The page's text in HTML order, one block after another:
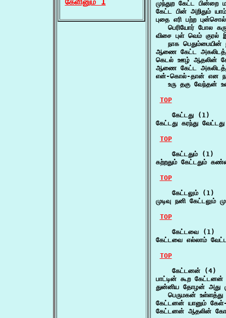
முந்துற கேட்ட
கேட்ட பின் அறிதும்
புதை எரி பற்ற
பெரியோர் போல
விசை புள் வெம் குரல்
நாக பெதும்பையின்
ஆணை கேட்ட
கெடல் ஊழ் ஆதலின்
ஆணை கேட்ட
என்-கொல்-தான் என
உரு தகு வேந்தன்
TOP
    கேட்டது (1)
கேட்டது கரந்து
TOP
    கேட்டதும் (1)
கற்றதும் கேட்டதும்
TOP
    கேட்டலும் (1)
முடிவு நனி
TOP
    கேட்டவை (1)
கேட்டவை எல்லாம்
TOP
    கேட்டனன் (4)
பாட்டின் கூற
துன்னிய தோழன் அது
பெருமகன்
கேட்டனன் யானும்
கேட்டனன் ஆதலின்